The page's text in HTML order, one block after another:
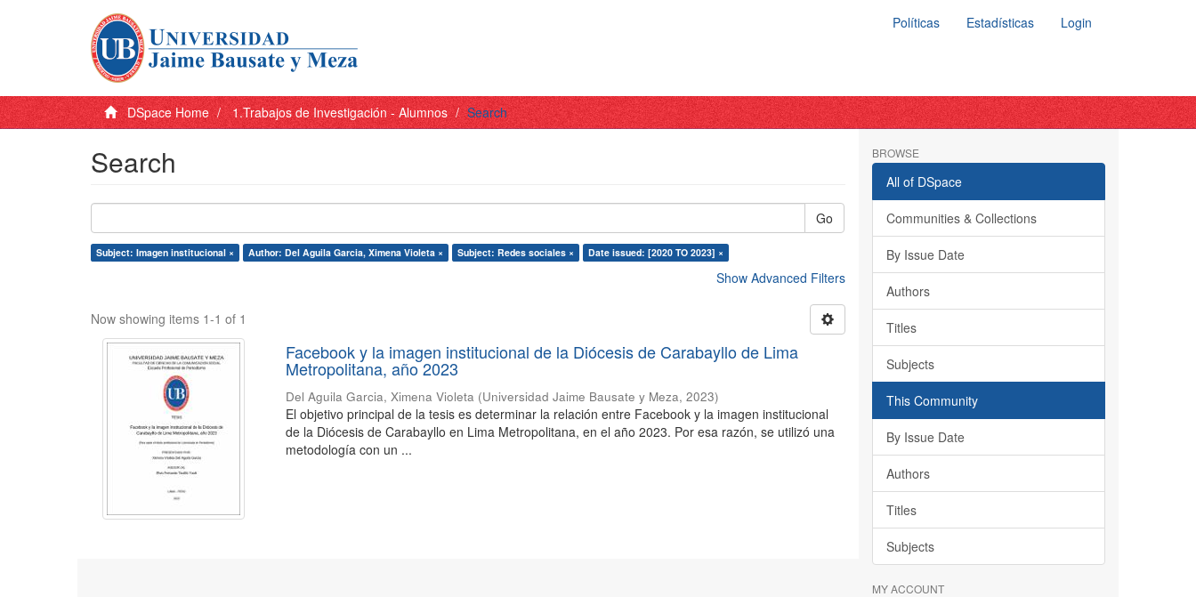
Políticas Estadísticas Login
DSpace Home 1.Trabajos de Investigación - Alumnos Search
Search
Go
Subject: Imagen institucional × Author: Del Aguila Garcia, Ximena Violeta × Subject: Redes sociales × Date issued: [2020 TO 2023] ×
Show Advanced Filters
Now showing items 1-1 of 1
Facebook y la imagen institucional de la Diócesis de Carabayllo de Lima
Metropolitana, año 2023
Del Aguila Garcia, Ximena Violeta (Universidad Jaime Bausate y Meza,2023)
El objetivo principal de la tesis es determinar la relación entre Facebook y la imagen institucional
de la Diócesis de Carabayllo en Lima Metropolitana, en el año 2023. Por esa razón, se utilizó una
metodología con un ...
BROWSE
All of DSpace
Communities & Collections
By Issue Date
Authors
Titles
Subjects
This Community
By Issue Date
Authors
Titles
Subjects
MY ACCOUNT